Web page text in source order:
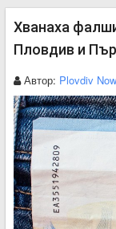
Хванаха
Пловдив и
Автор: Plovdiv Now